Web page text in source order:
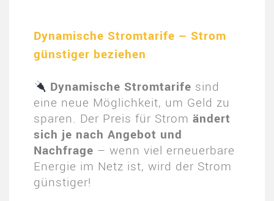
Dynamische Stromtarife – Strom
günstiger beziehen
Dynamische Stromtarife sind
eine neue Möglichkeit, um Geld zu
sparen. Der Preis für Strom ändert
sich je nach Angebot und
Nachfrage – wenn viel erneuerbare
Energie im Netz ist, wird der Strom
günstiger!